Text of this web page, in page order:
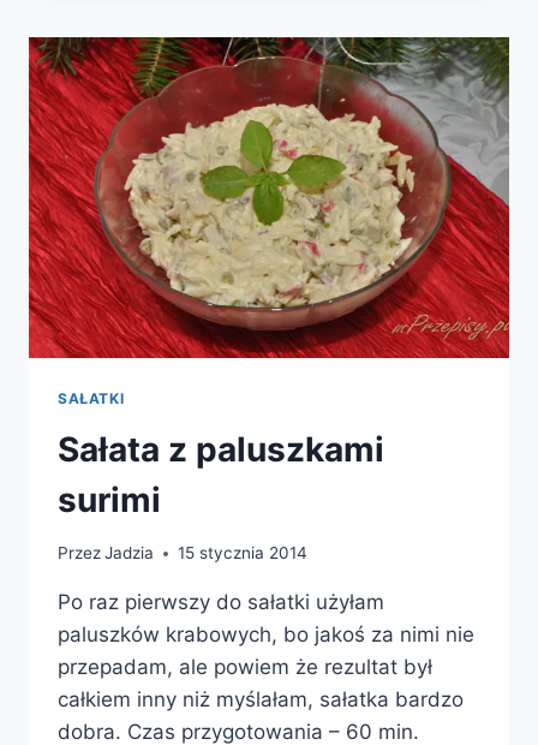
SAŁATKI
Sałata z paluszkami
surimi
PrzezJadzia 15 stycznia 2014
Po raz pierwszy do sałatki użyłam
paluszków krabowych, bo jakoś za nimi nie
przepadam, ale powiem że rezultat był
całkiem inny niż myślałam, sałatka bardzo
dobra. Czas przygotowania – 60 min.